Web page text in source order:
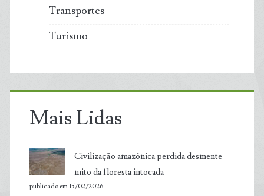
Transportes
Turismo
Mais Lidas
Civilização amazônica perdida desmente
mito da floresta intocada
publicado em 15/02/2026